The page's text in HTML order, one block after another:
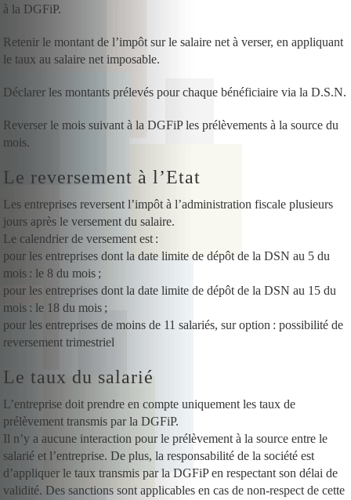
à la DGFiP.
Retenir le montant de l’impôt sur le salaire net à verser, en appliquant
le taux au salaire net imposable.
Déclarer les montants prélevés pour chaque bénéficiaire via la D.S.N.
Reverser le mois suivant à la DGFiP les prélèvements à la source du
mois.
Le reversement à l’Etat
Les entreprises reversent l’impôt à l’administration fiscale plusieurs
jours après le versement du salaire.
Le calendrier de versement est :
pour les entreprises dont la date limite de dépôt de la DSN au 5 du
mois : le 8 du mois ;
pour les entreprises dont la date limite de dépôt de la DSN au 15 du
mois : le 18 du mois ;
pour les entreprises de moins de 11 salariés, sur option : possibilité de
reversement trimestriel
Le taux du salarié
L’entreprise doit prendre en compte uniquement les taux de
prélèvement transmis par la DGFiP.
Il n’y a aucune interaction pour le prélèvement à la source entre le
salarié et l’entreprise. De plus, la responsabilité de la société est
d’appliquer le taux transmis par la DGFiP en respectant son délai de
validité. Des sanctions sont applicables en cas de non-respect de cette